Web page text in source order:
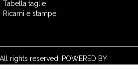
Tabella taglie
Ricami e stampe
rights reserved. POWERED BY